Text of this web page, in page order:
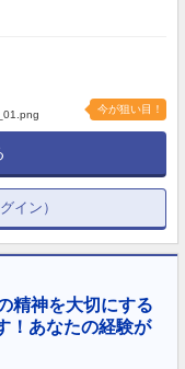
今が狙い目！
イン）
精神を大切にする
！あなたの経験が